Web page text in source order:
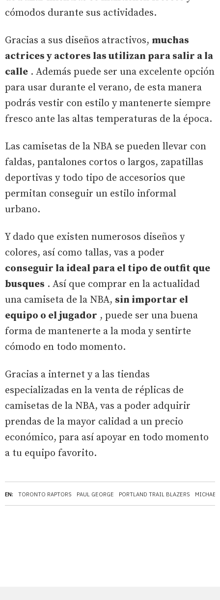
EN: TORONTO RAPTORS PAUL GEORGE PORTLAND TRAIL BLAZERS
cómodos durante sus actividades.
Gracias a sus diseños atractivos, muchas
actrices y actores las utilizan para salir a la
calle . Además puede ser una excelente opción
para usar durante el verano, de esta manera
podrás vestir con estilo y mantenerte siempre
fresco ante las altas temperaturas de la época.
Las camisetas de la NBA se pueden llevar con
faldas, pantalones cortos o largos, zapatillas
deportivas y todo tipo de accesorios que
permitan conseguir un estilo informal
urbano.
Y dado que existen numerosos diseños y
colores, así como tallas, vas a poder
conseguir la ideal para el tipo de outfit que
busques . Así que comprar en la actualidad
una camiseta de la NBA, sin importar el
equipo o el jugador , puede ser una buena
forma de mantenerte a la moda y sentirte
cómodo en todo momento.
Gracias a internet y a las tiendas
especializadas en la venta de réplicas de
camisetas de la NBA, vas a poder adquirir
prendas de la mayor calidad a un precio
económico, para así apoyar en todo momento
a tu equipo favorito.